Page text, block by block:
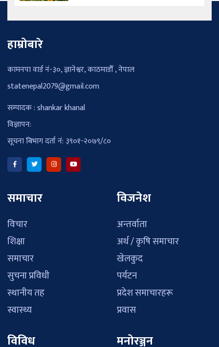
हाम्रोबारे
कामनपा वार्ड नं-३०, ज्ञानेश्वर, काठमाडौँ , नेपाल
statenepal2079@gmail.com
सम्पादक : shankar khanal
विज्ञापन:
सूचना बिभाग दर्ता नं: ३९०१-२०७९/८०
समाचार
विचार
शिक्षा
समाचार
सुचना प्रविधी
स्थानीय तह
स्वास्थ्य
विजनेश
अन्तर्वाता
अर्थ / कृषि समाचार
खेलकुद
पर्यटन
प्रदेश समाचारहरू
प्रवास
विविध मनोरञ्जन